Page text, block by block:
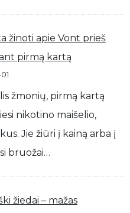
žinoti apie Vont prieš
pirmą kartą
žmonių, pirmą kartą
nikotino maišelio,
Jie žiūri į kainą arba į
bruožai…
žiedai – mažas